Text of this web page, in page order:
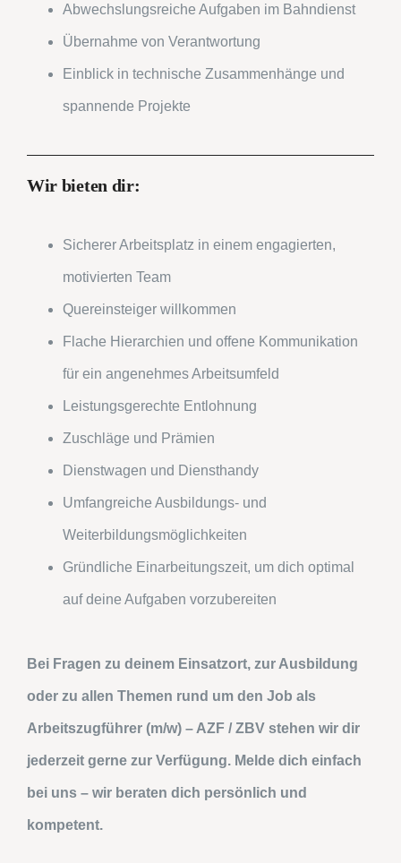
Abwechslungsreiche Aufgaben im Bahndienst
Übernahme von Verantwortung
Einblick in technische Zusammenhänge und
spannende Projekte
Wir bieten dir:
Sicherer Arbeitsplatz in einem engagierten,
motivierten Team
Quereinsteiger willkommen
Flache Hierarchien und offene Kommunikation
für ein angenehmes Arbeitsumfeld
Leistungsgerechte Entlohnung
Zuschläge und Prämien
Dienstwagen und Diensthandy
Umfangreiche Ausbildungs- und
Weiterbildungsmöglichkeiten
Gründliche Einarbeitungszeit, um dich optimal
auf deine Aufgaben vorzubereiten
Bei Fragen zu deinem Einsatzort, zur Ausbildung
oder zu allen Themen rund um den Job als
Arbeitszugführer (m/w) – AZF / ZBV stehen wir dir
jederzeit gerne zur Verfügung. Melde dich einfach
bei uns – wir beraten dich persönlich und
kompetent.